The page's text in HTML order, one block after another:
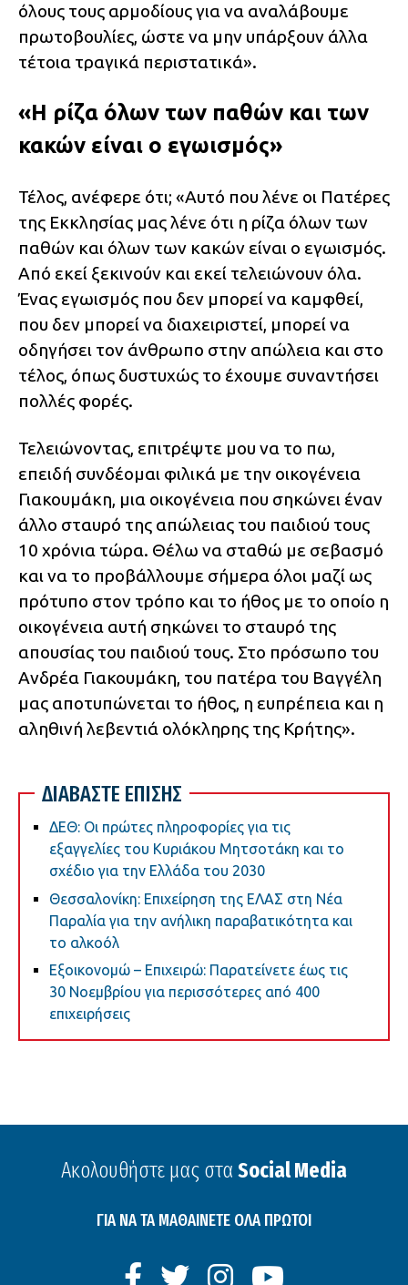
όλους τους αρμοδίους για να αναλάβουμε
πρωτοβουλίες, ώστε να μην υπάρξουν άλλα
τέτοια τραγικά περιστατικά».
«Η ρίζα όλων των παθών και των
κακών είναι ο εγωισμός»
Τέλος, ανέφερε ότι; «Αυτό που λένε οι Πατέρες
της Εκκλησίας μας λένε ότι η ρίζα όλων των
παθών και όλων των κακών είναι ο εγωισμός.
Από εκεί ξεκινούν και εκεί τελειώνουν όλα.
Ένας εγωισμός που δεν μπορεί να καμφθεί,
που δεν μπορεί να διαχειριστεί, μπορεί να
οδηγήσει τον άνθρωπο στην απώλεια και στο
τέλος, όπως δυστυχώς το έχουμε συναντήσει
πολλές φορές.
Τελειώνοντας, επιτρέψτε μου να το πω,
επειδή συνδέομαι φιλικά με την οικογένεια
Γιακουμάκη, μια οικογένεια που σηκώνει έναν
άλλο σταυρό της απώλειας του παιδιού τους
10 χρόνια τώρα. Θέλω να σταθώ με σεβασμό
και να το προβάλλουμε σήμερα όλοι μαζί ως
πρότυπο στον τρόπο και το ήθος με το οποίο η
οικογένεια αυτή σηκώνει το σταυρό της
απουσίας του παιδιού τους. Στο πρόσωπο του
Ανδρέα Γιακουμάκη, του πατέρα του Βαγγέλη
μας αποτυπώνεται το ήθος, η ευπρέπεια και η
αληθινή λεβεντιά ολόκληρης της Κρήτης».
ΔΙΑΒΑΣΤΕ ΕΠΙΣΗΣ
ΔΕΘ: Οι πρώτες πληροφορίες για τις
εξαγγελίες του Κυριάκου Μητσοτάκη και το
σχέδιο για την Ελλάδα του 2030
Θεσσαλονίκη: Επιχείρηση της ΕΛΑΣ στη Νέα
Παραλία για την ανήλικη παραβατικότητα και
το αλκοόλ
Εξοικονομώ – Επιχειρώ: Παρατείνετε έως τις
30 Νοεμβρίου για περισσότερες από 400
επιχειρήσεις
Ακολουθήστε μας στα Social Media
ΓΙΑ ΝΑ ΤΑ ΜΑΘΑΙΝΕΤΕ ΟΛΑ ΠΡΩΤΟΙ